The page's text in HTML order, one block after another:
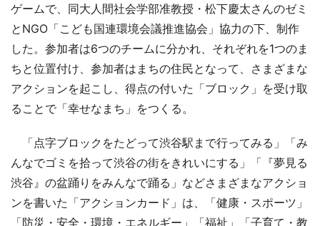
ゲームで、同大人間社会学部准教授・松下慶太さんのゼミ
とNGO「こども国連環境会議推進協会」協力の下、制作
した。参加者は6つのチームに分かれ、それぞれを1つのま
ちと位置付け、参加者はまちの住民となって、さまざまな
アクションを起こし、得点の付いた「ブロック」を受け取
ることで「幸せなまち」をつくる。
「点字ブロックをたどって渋谷駅まで行ってみる」「み
んなでゴミを拾って渋谷の街をきれいにする」「『夢見る
渋谷』の盆踊りをみんなで踊る」などさまざまなアクショ
ンを書いた「アクションカード」は、「健康・スポーツ」
「防災・安全・環境・エネルギー」「福祉」「子育て・教